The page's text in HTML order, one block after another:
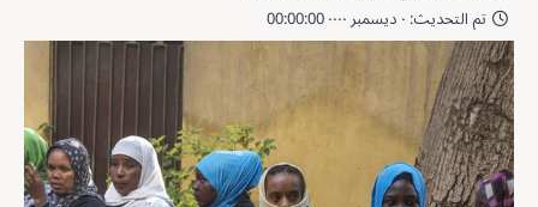
تم التحديث: ٠ ديسمبر ٠٠٠٠ 00:00:00